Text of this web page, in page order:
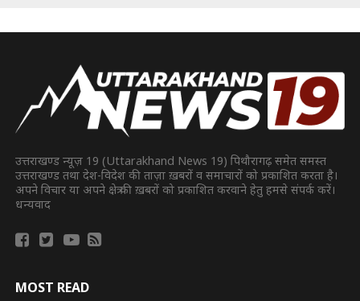
उत्तराखण्ड न्यूज़ 19 (Uttarakhand News 19) पिथौरागढ़ समेत समस्त
उत्तराखण्ड तथा देश-विदेश की ताज़ा ख़बरों व समाचारों को प्रकाशित करता है।
अपने विचार या अपने क्षेत्र की ख़बरों को प्रकाशित करवाने हेतु हमसे संपर्क करें।
धन्यवाद
MOST READ